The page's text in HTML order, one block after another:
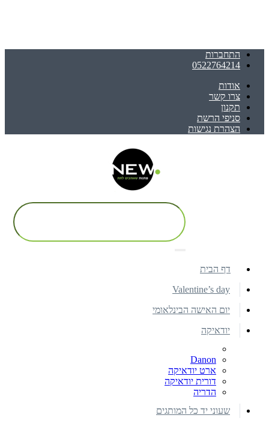
התחברות
0522764214
אודות
צרו קשר
תקנון
סניפי הרשת
הצהרת נגישות
דף הבית
Valentine’s day
יום האישה הבינלאומי
יודאיקה
Danon
ארט יודאיקה
דורית יודאיקה
הדריה
שעוני יד כל המותגים